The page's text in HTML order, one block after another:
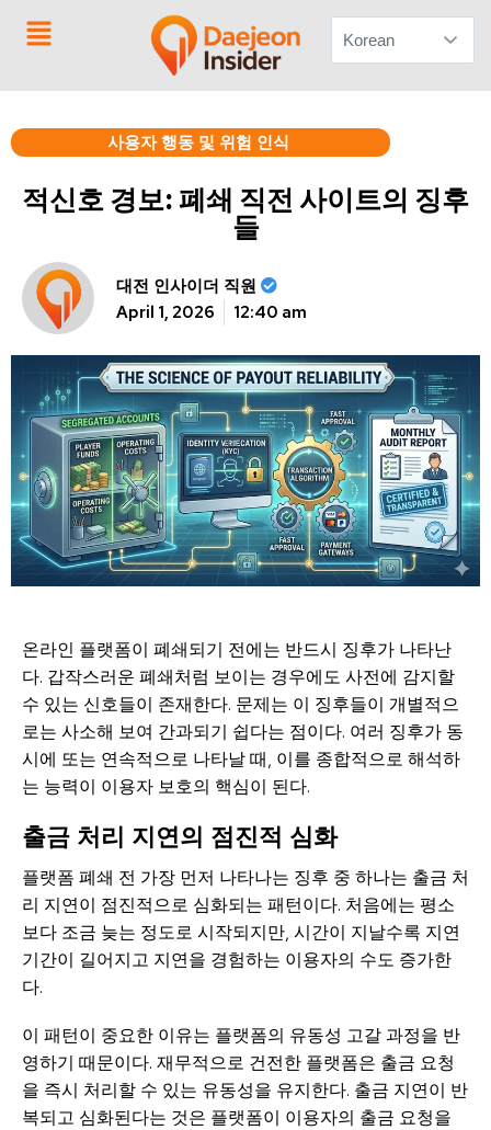
사용자 행동 및 위험 인식
적신호 경보: 폐쇄 직전 사이트의 징후
들
대전 인사이더 직원
April 1, 2026 12:40 am
온라인 플랫폼이 폐쇄되기 전에는 반드시 징후가 나타난
다. 갑작스러운 폐쇄처럼 보이는 경우에도 사전에 감지할
수 있는 신호들이 존재한다. 문제는 이 징후들이 개별적으
로는 사소해 보여 간과되기 쉽다는 점이다. 여러 징후가 동
시에 또는 연속적으로 나타날 때, 이를 종합적으로 해석하
는 능력이 이용자 보호의 핵심이 된다.
출금 처리 지연의 점진적 심화
플랫폼 폐쇄 전 가장 먼저 나타나는 징후 중 하나는 출금 처
리 지연이 점진적으로 심화되는 패턴이다. 처음에는 평소
보다 조금 늦는 정도로 시작되지만, 시간이 지날수록 지연
기간이 길어지고 지연을 경험하는 이용자의 수도 증가한
다.
이 패턴이 중요한 이유는 플랫폼의 유동성 고갈 과정을 반
영하기 때문이다. 재무적으로 건전한 플랫폼은 출금 요청
을 즉시 처리할 수 있는 유동성을 유지한다. 출금 지연이 반
복되고 심화된다는 것은 플랫폼이 이용자의 출금 요청을